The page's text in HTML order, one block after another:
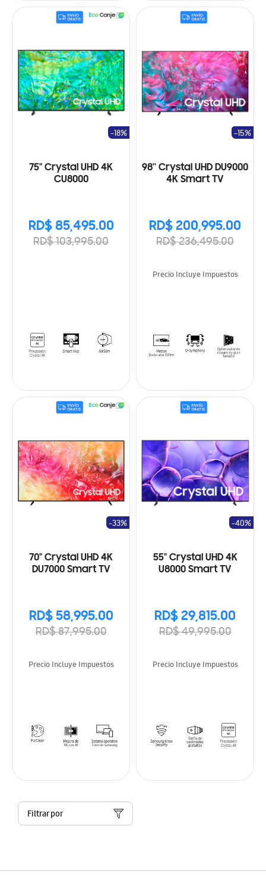
75" Crystal UHD 4K
CU8000
RD$ 85,495.00
RD$ 103,995.00
-18%
98'' Crystal UHD DU9000
4K Smart TV
RD$ 200,995.00
RD$ 236,495.00
-15%
Precio Incluye Impuestos
70" Crystal UHD 4K
DU7000 Smart TV
RD$ 58,995.00
RD$ 87,995.00
-33%
Precio Incluye Impuestos
55" Crystal UHD 4K
U8000 Smart TV
RD$ 29,815.00
RD$ 49,995.00
-40%
Precio Incluye Impuestos
Filtrar por